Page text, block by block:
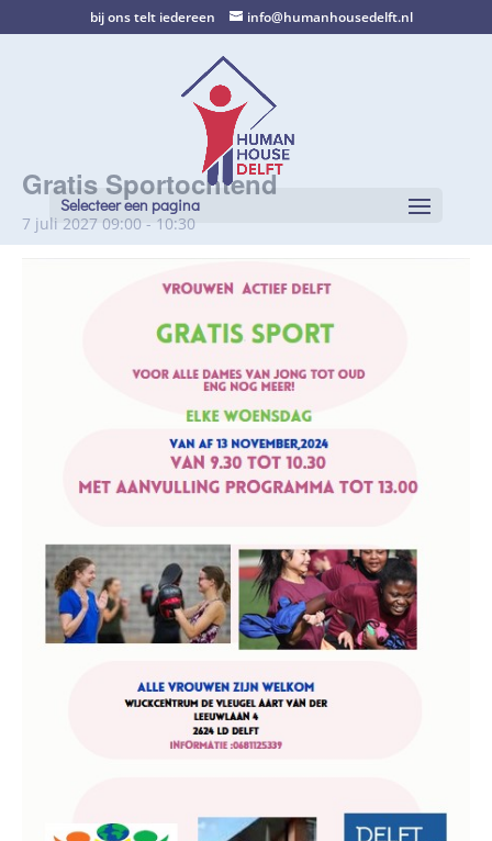
bij ons telt iedereen info@humanhousedelft.nl
Selecteer een pagina
Gratis Sportochtend
7 juli 2027 09:00 - 10:30